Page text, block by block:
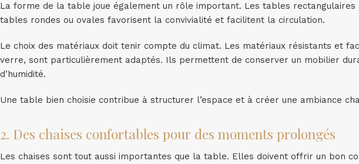
La forme de la table joue également un rôle important. Les tables
tables rondes ou ovales favorisent la convivialité et facilitent la circulation.
Le choix des matériaux doit tenir compte du climat. Les matériaux résistants et
verre, sont particulièrement adaptés. Ils permettent de conserver un mobilier
d’humidité.
Une table bien choisie contribue à structurer l’espace et à créer une ambiance
2. Des chaises confortables pour des moments prolongés
Les chaises sont tout aussi importantes que la table. Elles doivent offrir un bon